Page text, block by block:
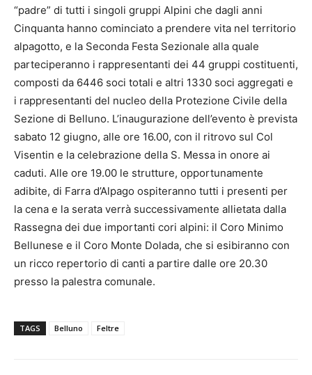
“padre” di tutti i singoli gruppi Alpini che dagli anni
Cinquanta hanno cominciato a prendere vita nel territorio
alpagotto, e la Seconda Festa Sezionale alla quale
parteciperanno i rappresentanti dei 44 gruppi costituenti,
composti da 6446 soci totali e altri 1330 soci aggregati e
i rappresentanti del nucleo della Protezione Civile della
Sezione di Belluno. L’inaugurazione dell’evento è prevista
sabato 12 giugno, alle ore 16.00, con il ritrovo sul Col
Visentin e la celebrazione della S. Messa in onore ai
caduti. Alle ore 19.00 le strutture, opportunamente
adibite, di Farra d’Alpago ospiteranno tutti i presenti per
la cena e la serata verrà successivamente allietata dalla
Rassegna dei due importanti cori alpini: il Coro Minimo
Bellunese e il Coro Monte Dolada, che si esibiranno con
un ricco repertorio di canti a partire dalle ore 20.30
presso la palestra comunale.
TAGS Belluno Feltre